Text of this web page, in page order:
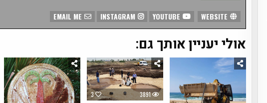
INSTAGRAM
אולי יעניין אותך גם:
3 3891